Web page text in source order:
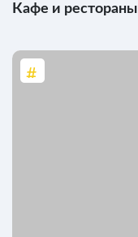
Кафе и рестораны